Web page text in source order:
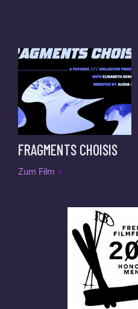
FRAGMENTS CHOISIS
Zum Film